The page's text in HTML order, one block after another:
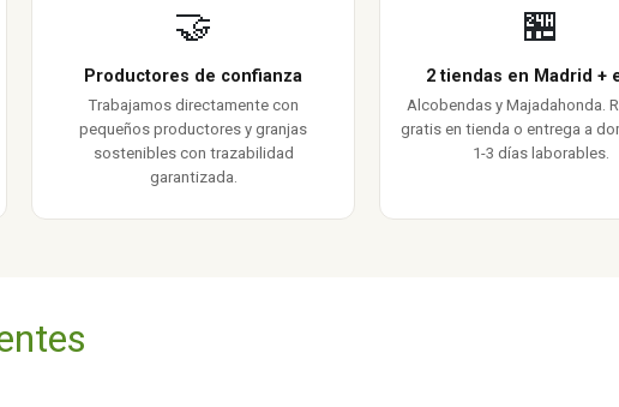
🤝
Productores de confianza
Trabajamos directamente con
pequeños productores y granjas
sostenibles con trazabilidad
garantizada.
🏪
2 tiendas en Madrid +
Alcobendas y Majadahonda.
gratis en tienda o entrega a
1-3 días laborables.